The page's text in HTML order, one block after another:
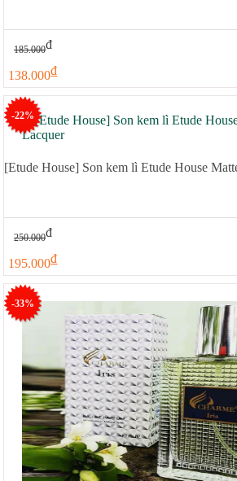
185.000đ
138.000đ
-22%
[Etude House] Son kem lì Etude House
250.000đ
195.000đ
-33%